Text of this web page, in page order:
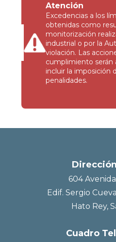
Atención
Excedencias a los
obtenidas como
monitorización
industrial o por la
violación. Las
cumplimiento serán
incluir la imposición
penalidades.
604
Edif. Sergio
Hato Rey,
Cuadro